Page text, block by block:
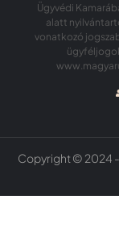
Ügyvédi
alatt
vonatkozó
Copyright © 2024 -